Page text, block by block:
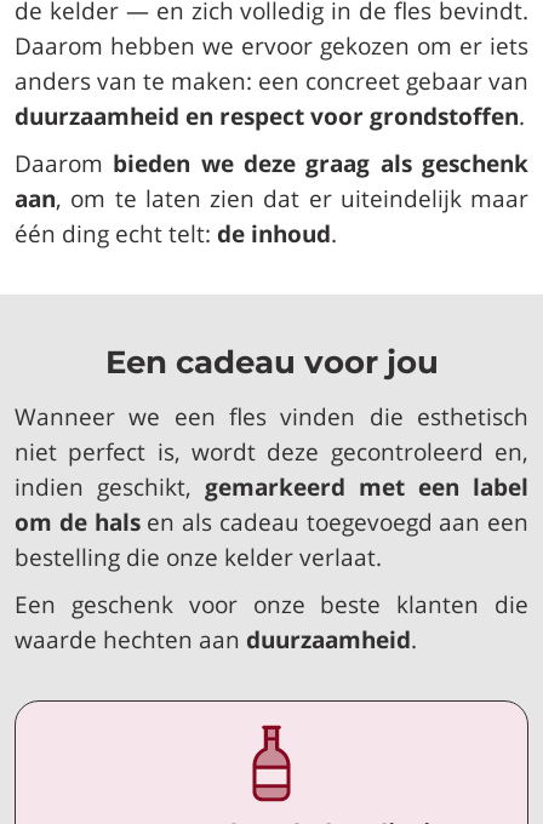
de kelder — en zich volledig in de fles bevindt.
Daarom hebben we ervoor gekozen om er iets
anders van te maken: een concreet gebaar van
duurzaamheid en respect voor grondstoffen.
Daarom bieden we deze graag als geschenk
aan, om te laten zien dat er uiteindelijk maar
één ding echt telt: de inhoud.
Een cadeau voor jou
Wanneer we een fles vinden die esthetisch
niet perfect is, wordt deze gecontroleerd en,
indien geschikt, gemarkeerd met een label
om de halsen als cadeau toegevoegd aan een
bestelling die onze kelder verlaat.
Een geschenk voor onze beste klanten die
waarde hechten aan duurzaamheid.